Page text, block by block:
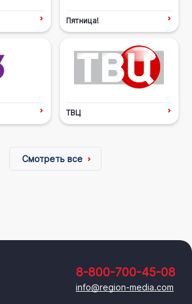
Пятница!
ТВЦ
Смотреть все
8-800-700-45-08
info@region-media.com